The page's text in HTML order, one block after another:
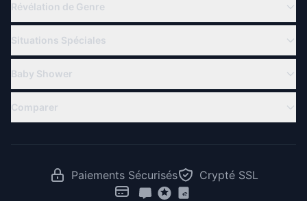
Révélation de Genre
Thèmes de Gender Reveal
Compte à Rebours Révélation
Idées de Révélation
Situations Spéciales
Révélation à Distance
Révélation Jumeaux
Révélation au Travail
Pour Créateurs & Influenceurs
Baby Shower
Comparer
RevealTogether vs ZoomPaiements Sécurisés Crypté SSL